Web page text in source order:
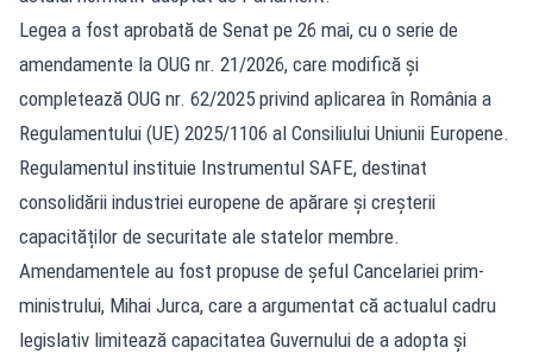
Legea a fost aprobată de Senat pe 26 mai, cu o serie de
amendamente la OUG nr. 21/2026, care modifică și
completează OUG nr. 62/2025 privind aplicarea în România a
Regulamentului (UE) 2025/1106 al Consiliului Uniunii Europene.
Regulamentul instituie Instrumentul SAFE, destinat
consolidării industriei europene de apărare și creșterii
capacităților de securitate ale statelor membre.
Amendamentele au fost propuse de șeful Cancelariei prim-
ministrului, Mihai Jurca, care a argumentat că actualul cadru
legislativ limitează capacitatea Guvernului de a adopta și